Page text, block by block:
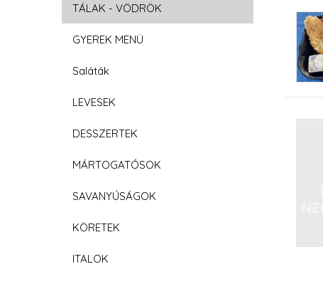
TÁLAK - VÖDRÖK
GYEREK MENÜ
Saláták
LEVESEK
DESSZERTEK
MÁRTOGATÓSOK
SAVANYÚSÁGOK
KÖRETEK
ITALOK